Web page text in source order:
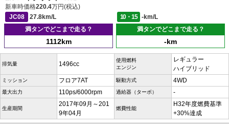
新車時価格220.4万円(税込)
JC08
27.8km/L 10・15
-km/L
満タンでどこまで走る？
1112km
満タンでどこまで走る？
-km
排気量 1496cc
使用燃料
エンジン
レギュラー
ハイブリッド
ミッション フロア7AT 駆動方式 4WD
最大出力 110ps/6000rpm 過給器（ターボ） -
生産期間
2017年09月～201
9年04月
燃費性能
H32年度燃費基準
+30%達成